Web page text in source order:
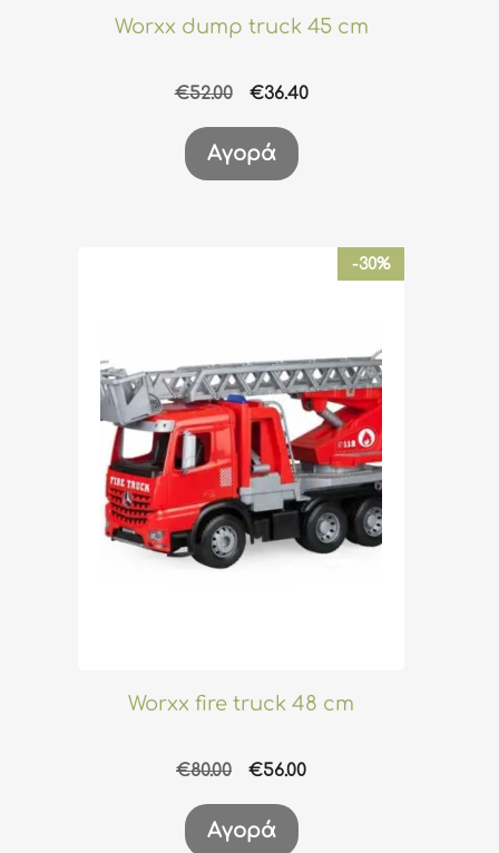
Worxx dump truck 45 cm
€52.00
Original
was:
€52.00.
€36.40Η
Αγορά
-30%
Worxx fire truck 48 cm
€80.00
Original
was:
€56.00Η
Αγορά